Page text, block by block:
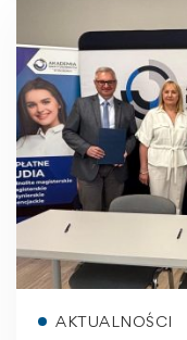
AKTUALNOŚCI